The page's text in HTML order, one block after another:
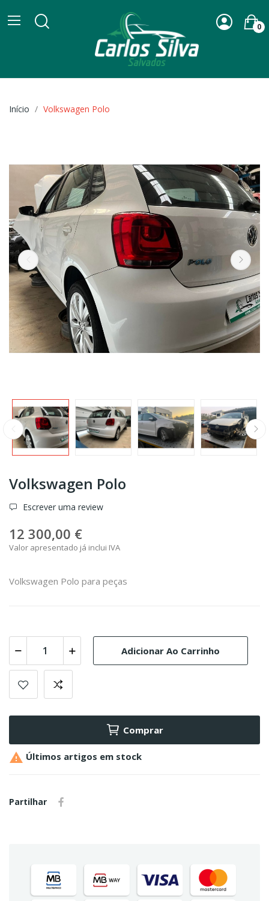
0
Início Volkswagen Polo
Volkswagen Polo
Escrever uma review
12 300,00 €
Valor apresentado já inclui IVA
Volkswagen Polo para peças
Adicionar Ao Carrinho
Comprar
 Últimos artigos em stock
Partilhar